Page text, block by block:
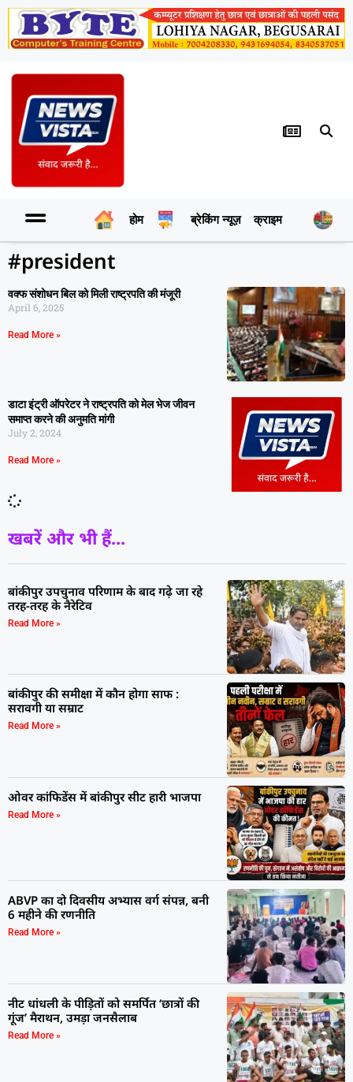
होम ब्रेकिंग न्यूज़ क्राइम
#president
वक्फ संशोधन बिल को मिली राष्ट्रपति की मंजूरी
April 6, 2025
Read More »
डाटा इंट्री ऑपरेटर ने राष्ट्रपति काे मेल भेज जीवन
समाप्त करने की अनुमति मांगी
July 2, 2024
Read More »
खबरें और भी हैं...
बांकीपुर उपचुनाव परिणाम के बाद गढ़े जा रहे
तरह-तरह के नैरेटिव
Read More »
बांकीपुर की समीक्षा में कौन होगा साफ :
सरावगी या सम्राट
Read More »
ओवर कांफिडेंस में बांकीपुर सीट हारी भाजपा
Read More »
ABVP का दो दिवसीय अभ्यास वर्ग संपन्न, बनी
6 महीने की रणनीति
Read More »
नीट धांधली के पीड़ितों को समर्पित ‘छात्रों की
गूंज’ मैराथन, उमड़ा जनसैलाब
Read More »